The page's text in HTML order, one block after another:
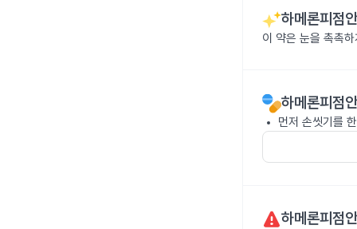
하메론피점
이 약은 눈을 촉촉
하메론피점
먼저 손씻기를
하메론피점